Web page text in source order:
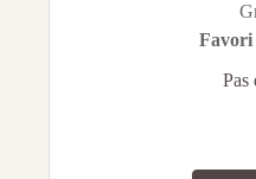
Favori
Pas